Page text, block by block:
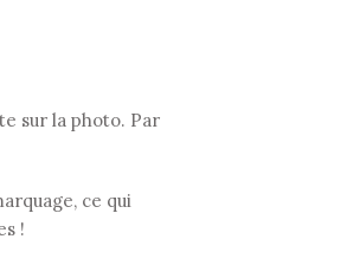
sur la photo. Par
ce qui
!